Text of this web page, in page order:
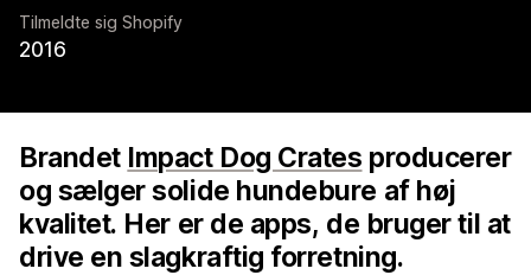
Tilmeldte sig Shopify
2016
Brandet Impact Dog Crates producerer
og sælger solide hundebure af høj
kvalitet. Her er de apps, de bruger til at
drive en slagkraftig forretning.